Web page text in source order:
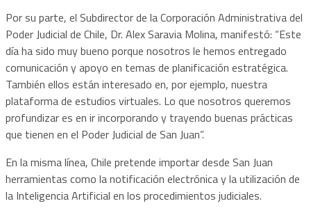
Por su parte, el Subdirector de la Corporación Administrativa del
Poder Judicial de Chile, Dr. Alex Saravia Molina, manifestó: “Este
día ha sido muy bueno porque nosotros le hemos entregado
comunicación y apoyo en temas de planificación estratégica.
También ellos están interesado en, por ejemplo, nuestra
plataforma de estudios virtuales. Lo que nosotros queremos
profundizar es en ir incorporando y trayendo buenas prácticas
que tienen en el Poder Judicial de San Juan”.
En la misma línea, Chile pretende importar desde San Juan
herramientas como la notificación electrónica y la utilización de
la Inteligencia Artificial en los procedimientos judiciales.